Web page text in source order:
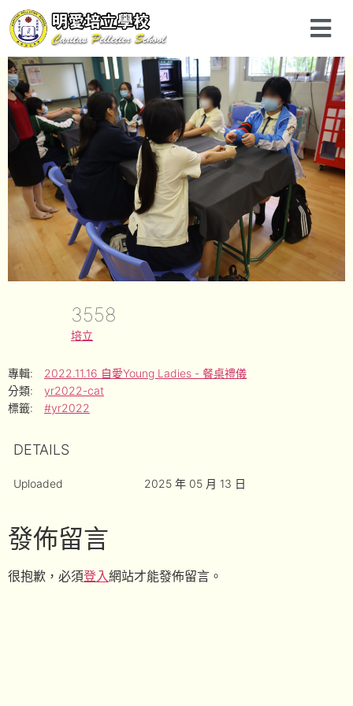
3558
培立
專輯:
2022.11.16 自愛Young Ladies - 餐桌禮儀
分類:
yr2022-cat
標籤:
#yr2022
DETAILS
Uploaded 2025 年 05 月 13 日
發佈留言
很抱歉，必須登入網站才能發佈留言。